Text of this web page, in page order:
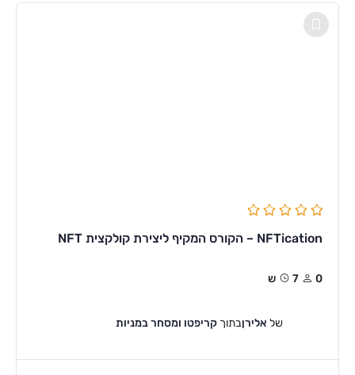
NFTication – הקורס המקיף ליצירת קולקצית NFT
0 7ש
של אלירןבתוך קריפטו ומסחר במניות